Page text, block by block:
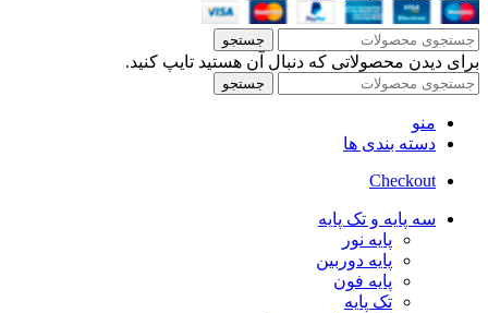
جستجو
برای دیدن محصولاتی که دنبال آن هستید تایپ کنید.
جستجو
منو
دسته بندی ها
Checkout
سه پایه و تک پایه
پایه نور
پایه دوربین
پایه فون
تک پایه